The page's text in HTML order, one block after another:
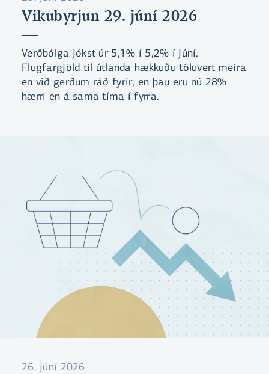
Vikubyrjun 29. júní 2026
Verðbólga jókst úr 5,1% í 5,2% í júní.
Flugfargjöld til útlanda hækkuðu töluvert meira
en við gerðum ráð fyrir, en þau eru nú 28%
hærri en á sama tíma í fyrra.
26. júní 2026